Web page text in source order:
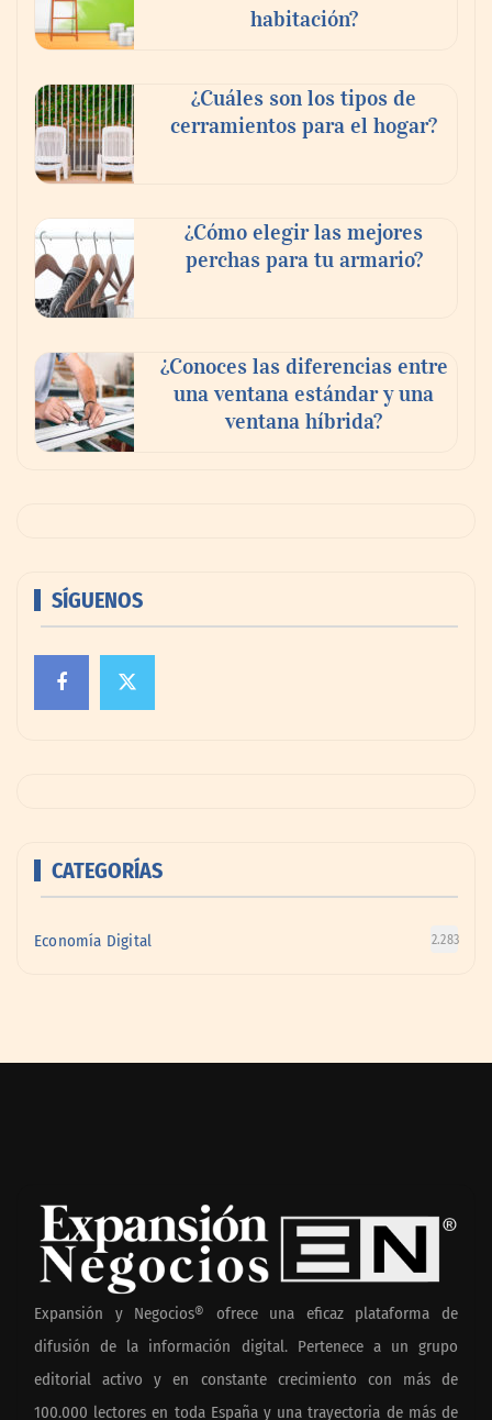
habitación?
¿Cuáles son los tipos de
cerramientos para el hogar?
¿Cómo elegir las mejores
perchas para tu armario?
¿Conoces las diferencias entre
una ventana estándar y una
ventana híbrida?
SÍGUENOS
CATEGORÍAS
Economía Digital 2.283
Expansión y Negocios® ofrece una eficaz plataforma de
difusión de la información digital. Pertenece a un grupo
editorial activo y en constante crecimiento con más de
100.000 lectores en toda España y una trayectoria de más de